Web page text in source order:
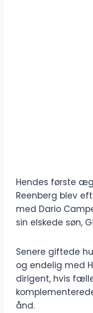
Hendes første
Reenberg blev
med Dario
sin elskede søn,
Senere giftede
og endelig med
dirigent, hvis
ånd.